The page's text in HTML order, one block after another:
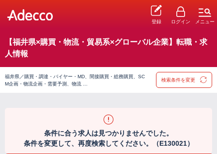
登録 ログイン メニュー
【福井県×購買・物流・貿易系×グローバル企業】転職・求
人情報
福井県／購買・調達・バイヤー・MD、間接購買・総務購買、SC
M企画・物流企画・需要予測、物流 …
検索条件を変更
条件に合う求人は見つかりませんでした。
条件を変更して、再度検索してください。（E130021）